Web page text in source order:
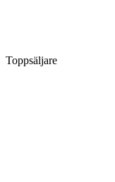
Toppsäljare